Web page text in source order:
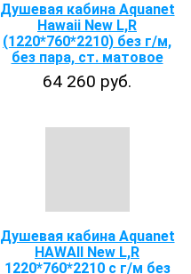
Душевая кабина Aquanet
Hawaii New L,R
(1220*760*2210) без г/м,
без пара, ст. матовое
64 260 руб.
Душевая кабина Aquanet
HAWAII New L,R
1220*760*2210 с г/м без